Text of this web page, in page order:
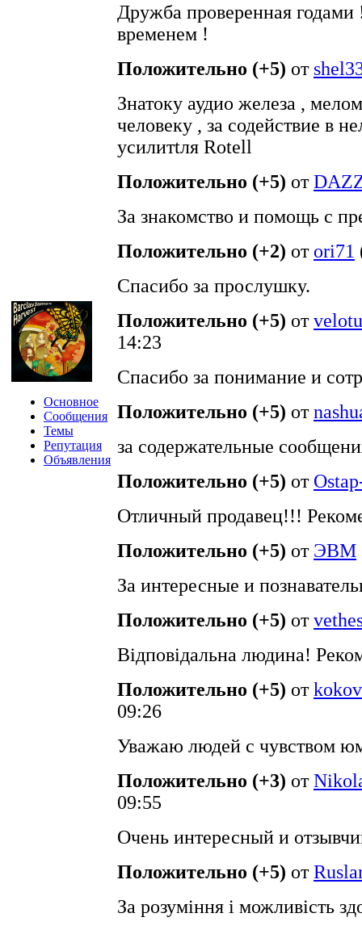
Основное
Сообщения
Темы
Репутация
Объявления
Дружба проверенная годами
временем !
Положительно (+5) от
Знатоку аудио железа ,
человеку , за содействие в
усилитtля Rotell
Положительно (+5) от
За знакомство и помощь с
Положительно (+2) от ori71
Спасибо за прослушку.
Положительно (+5) от
14:23
Спасибо за понимание и
Положительно (+5) от
за содержательные
Положительно (+5) от
Отличный продавец!!!
Положительно (+5) от ЭВМ
За интересные и
Положительно (+5) от
Відповідальна людина!
Положительно (+5) от
09:26
Уважаю людей с чувством
Положительно (+3) от
09:55
Очень интересный и
Положительно (+5) от
За розуміння і можливість